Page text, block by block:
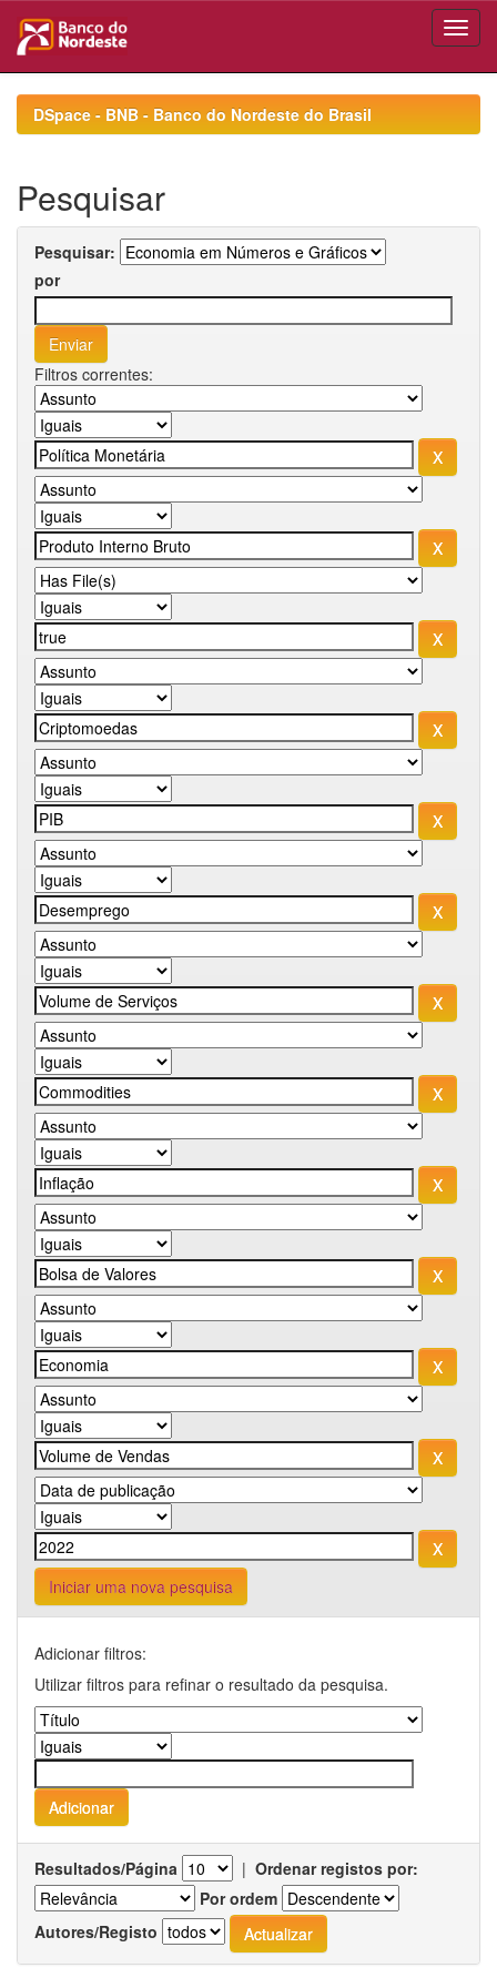
navigationDSpace - BNB - Banco do Nordeste do Brasil
Pesquisar
Pesquisar:
por
Filtros correntes:
Iniciar uma nova pesquisa
Adicionar filtros:
Utilizar filtros para refinar o resultado da pesquisa.
Resultados/Página | Ordenar registos por:
Por ordem
Autores/Registo